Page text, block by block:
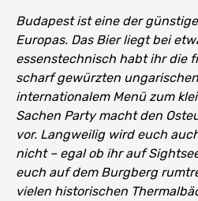
Budapest ist eine der
Europas. Das Bier liegt bei
essenstechnisch habt ihr die
scharf gewürzten
internationalem Menü zum
Sachen Party macht den
vor. Langweilig wird euch
nicht – egal ob ihr auf
euch auf dem Burgberg
vielen historischen